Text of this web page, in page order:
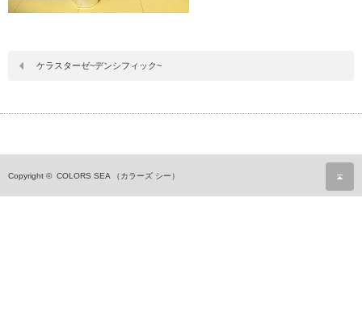
ケラスターゼ~デンシフィック~
Copyright © COLORS SEA （カラーズ シー）